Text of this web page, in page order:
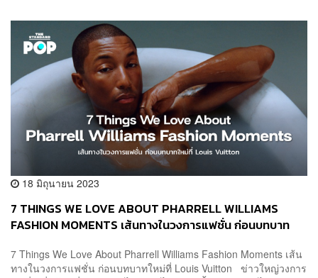
18 มิถุนายน 2023
7 THINGS WE LOVE ABOUT PHARRELL WILLIAMS
FASHION MOMENTS เส้นทางในวงการแฟชั่น ก่อนบทบาท
7 Things We Love About Pharrell Williams Fashion Moments เส้น
ทางในวงการแฟชั่น ก่อนบทบาทใหม่ที่ Louis Vuitton ข่าวใหญ่วงการ